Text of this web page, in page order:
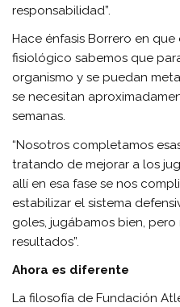
responsabilidad”.
Hace énfasis Borrero en
fisiológico sabemos que
organismo y se puedan
se necesitan
semanas.
“Nosotros completamos
tratando de mejorar a los
allí en esa fase se nos
estabilizar el sistema
goles, jugábamos bien,
resultados”.
Ahora es diferente
La filosofía de Fundación